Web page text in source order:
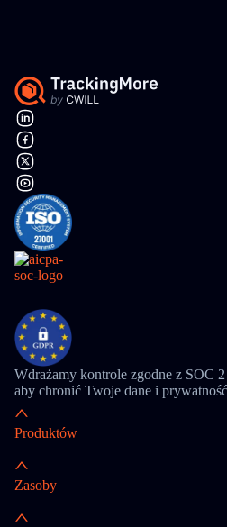
Wdrażamy kontrole zgodne z SOC
aby chronić Twoje dane i
Produktów
Zasoby